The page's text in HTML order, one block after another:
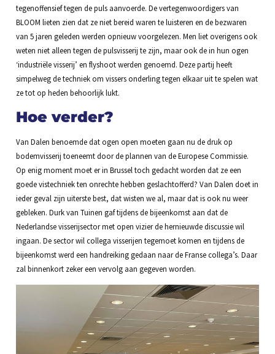
tegenoffensief tegen de puls aanvoerde. De vertegenwoordigers van
BLOOM lieten zien dat ze niet bereid waren te luisteren en de bezwaren
van 5 jaren geleden werden opnieuw voorgelezen. Men liet overigens ook
weten niet alleen tegen de pulsvisserij te zijn, maar ook de in hun ogen
‘industriële visserij’ en flyshoot werden genoemd. Deze partij heeft
simpelweg de techniek om vissers onderling tegen elkaar uit te spelen wat
ze tot op heden behoorlijk lukt.
Hoe verder?
Van Dalen benoemde dat ogen open moeten gaan nu de druk op
bodemvisserij toeneemt door de plannen van de Europese Commissie.
Op enig moment moet er in Brussel toch gedacht worden dat ze een
goede vistechniek ten onrechte hebben geslachtofferd? Van Dalen doet in
ieder geval zijn uiterste best, dat wisten we al, maar dat is ook nu weer
gebleken. Durk van Tuinen gaf tijdens de bijeenkomst aan dat de
Nederlandse visserijsector met open vizier de hernieuwde discussie wil
ingaan. De sector wil collega visserijen tegemoet komen en tijdens de
bijeenkomst werd een handreiking gedaan naar de Franse collega’s. Daar
zal binnenkort zeker een vervolg aan gegeven worden.